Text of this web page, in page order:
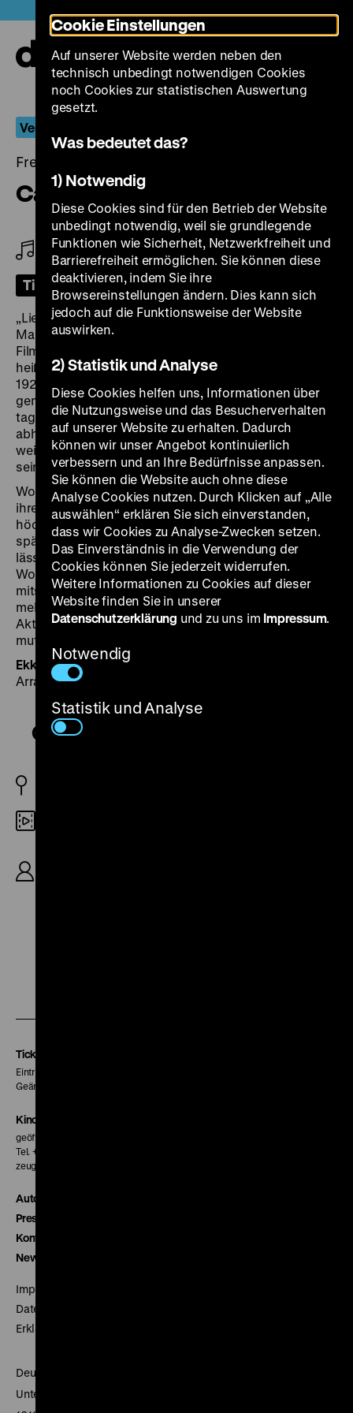
zum
Seiteninhalt
springen
Verführerische Melancholie
Freitag, 08. August 2025, 19.00 Uhr
Café Elektric
Am Klavier: Ekkehard Wölk
Tickets
„Liebestoll und unzertrennlich” waren Willi Forst und
Marlene Dietrich zumindest eine Weile lang, weiß der
Filmhistoriker Viktor Rotthaler zu berichten. Besonders
heiß her ging es zwischen den beiden wohl im Jahr
1927, während des Drehs zu ihrem ersten
gemeinsamen Film. Forst spielt den Hallodri Ferdl, der
tagaus tagein in der Halbweltkaschemme Café Elektric
abhängt und alles um den Finger wickelt, was reich,
weiblich und nicht bei drei auf den Bäumen ist. Zu
seinen Opfern zählt die naive Erni Göttlinger (Dietrich).
Wo Dietrichs baldiger Durchbruch zum Superstar mit
ihrem mondänen Marlene-Look in diesem Frühwerk
höchstens zu erahnen ist, ist Forst in Gustav Ucickys
spätem Stummfilm als eleganter, geradezu kriminell
lässiger Tunichtgut bereits ganz in seinem Element.
Wobei in der Figur Ferdl eine sadistische Härte
mitschwingt, die in späteren Filmen weicheren,
melancholischen Charakterzügen weicht. Der letzte
Akt des Films, in dem Forst gar zum Messerstecher
mutiert, ist leider verschollen. (lf)
Ekkehard Wölkist Jazz- und Stummfilmpianist,
Arrangeur und Komponist.
Café Elektric
Tickets
Eintritt 5 €
Geänderte Preise sind im Programm vermerkt.
Kinokasse
geöffnet 30 Minuten vor Beginn der ersten Vorstellung
Tel. + 49 30 20304-770
zeughauskino@dhm.de
Autor*innen
Presse
Kontakt
Newsletter
Impressum
Datenschutz
Erklärung digitale Barrierefreiheit
Deutsches Historisches Museum
Unter den Linden 2
Cookie Einstellungen
Auf unserer Website werden neben den
technisch unbedingt notwendigen Cookies
noch Cookies zur statistischen Auswertung
gesetzt.
Was bedeutet das?
1) Notwendig
Diese Cookies sind für den Betrieb der Website
unbedingt notwendig, weil sie grundlegende
Funktionen wie Sicherheit, Netzwerkfreiheit und
Barrierefreiheit ermöglichen. Sie können diese
deaktivieren, indem Sie ihre
Browsereinstellungen ändern. Dies kann sich
jedoch auf die Funktionsweise der Website
auswirken.
2) Statistik und Analyse
Diese Cookies helfen uns, Informationen über
die Nutzungsweise und das Besucherverhalten
auf unserer Website zu erhalten. Dadurch
können wir unser Angebot kontinuierlich
verbessern und an Ihre Bedürfnisse anpassen.
Sie können die Website auch ohne diese
Analyse Cookies nutzen. Durch Klicken auf „Alle
auswählen“ erklären Sie sich einverstanden,
dass wir Cookies zu Analyse-Zwecken setzen.
Das Einverständnis in die Verwendung der
Cookies können Sie jederzeit widerrufen.
Weitere Informationen zu Cookies auf dieser
Website finden Sie in unserer
Datenschutzerklärung und zu uns im Impressum.
Notwendig
Statistik und Analyse